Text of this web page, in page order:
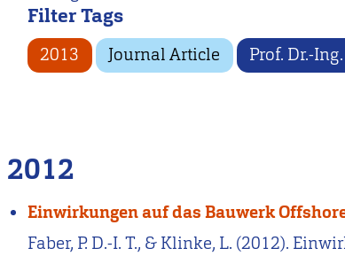
Filter Tags
2013 Journal Article Prof. Dr.-
2012
Einwirkungen auf das Bauwerk
Faber, P. D.-I. T., & Klinke, L. (2012).